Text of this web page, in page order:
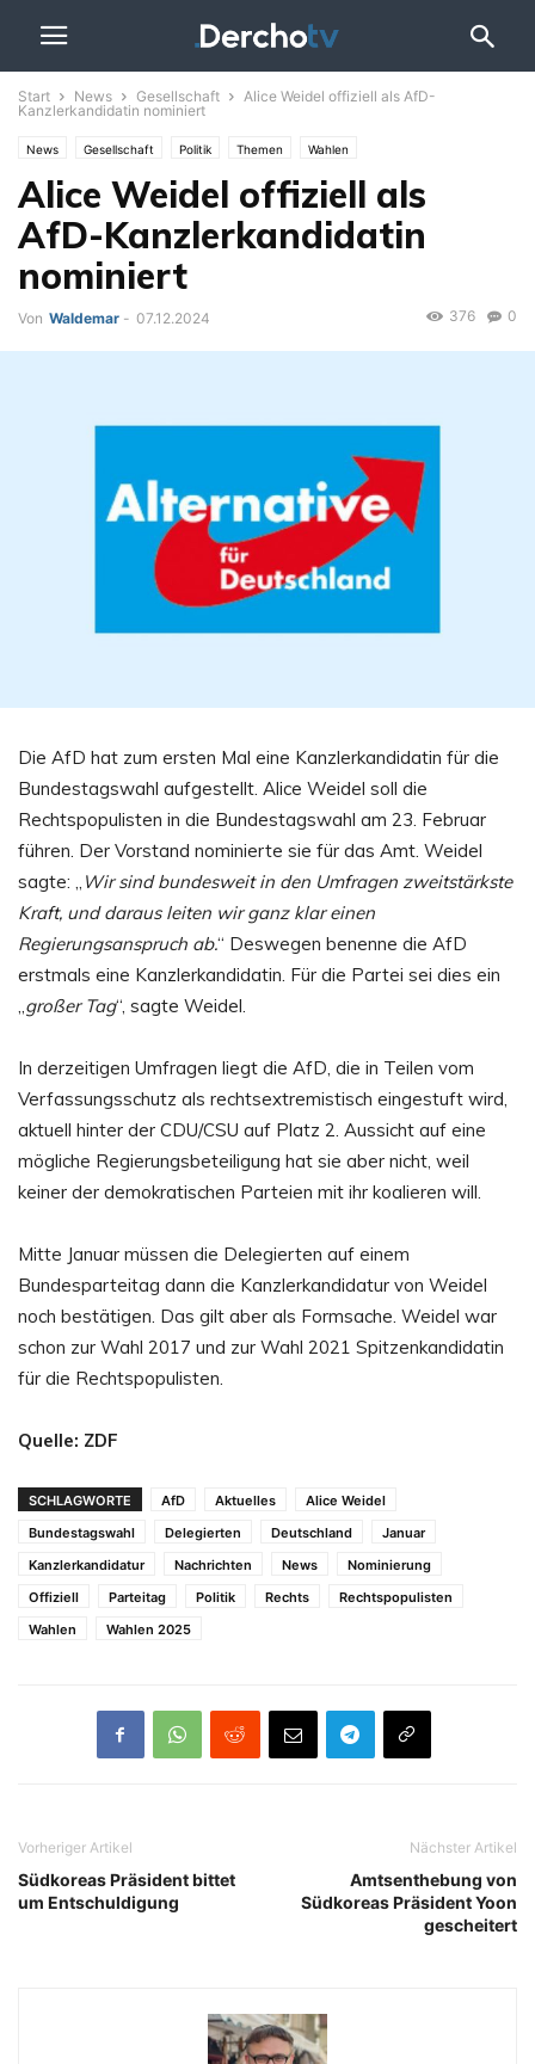
Start News Gesellschaft
Alice Weidel offiziell als AfD-
Kanzlerkandidatin nominiert
News Gesellschaft Politik Themen Wahlen
Alice Weidel offiziell als
AfD-Kanzlerkandidatin
nominiert
Von Waldemar - 07.12.2024 0
376
Die AfD hat zum ersten Mal eine Kanzlerkandidatin für die
Bundestagswahl aufgestellt. Alice Weidel soll die
Rechtspopulisten in die Bundestagswahl am 23. Februar
führen. Der Vorstand nominierte sie für das Amt. Weidel
sagte: „ Wir sind bundesweit in den Umfragen zweitstärkste
Kraft, und daraus leiten wir ganz klar einen
Regierungsanspruch ab.“ Deswegen benenne die AfD
erstmals eine Kanzlerkandidatin. Für die Partei sei dies ein
„großer Tag“, sagte Weidel.
In derzeitigen Umfragen liegt die AfD, die in Teilen vom
Verfassungsschutz als rechtsextremistisch eingestuft wird,
aktuell hinter der CDU/CSU auf Platz 2. Aussicht auf eine
mögliche Regierungsbeteiligung hat sie aber nicht, weil
keiner der demokratischen Parteien mit ihr koalieren will.
Mitte Januar müssen die Delegierten auf einem
Bundesparteitag dann die Kanzlerkandidatur von Weidel
noch bestätigen. Das gilt aber als Formsache. Weidel war
schon zur Wahl 2017 und zur Wahl 2021 Spitzenkandidatin
für die Rechtspopulisten.
Quelle: ZDF
SCHLAGWORTE AfD Aktuelles
Alice Weidel
Bundestagswahl
Delegierten Deutschland
Januar
Kanzlerkandidatur
Nachrichten News
Nominierung
Offiziell
Parteitag Politik Rechts
Rechtspopulisten
Wahlen
Wahlen 2025
Vorheriger Artikel
Südkoreas Präsident bittet
um Entschuldigung
Nächster Artikel
Amtsenthebung von
Südkoreas Präsident Yoon
gescheitert